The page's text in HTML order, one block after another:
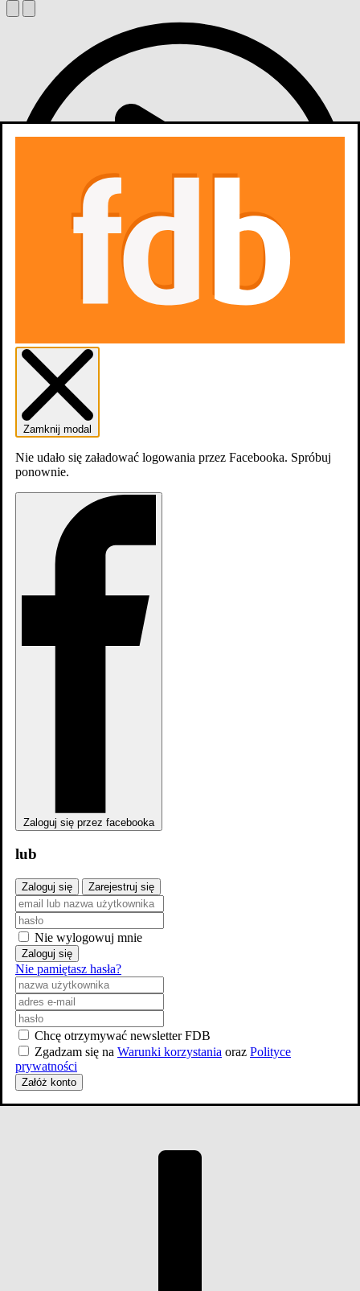
Zdjęcia
Zamknij modal
Nie udało się załadować logowania przez Facebooka. Spróbuj
ponownie.
Zaloguj się przez facebooka
lub
Zaloguj się Zarejestruj się
Nie wylogowuj mnie
Zaloguj się
Nie pamiętasz hasła?
Chcę otrzymywać newsletter FDB
Zgadzam się na Warunki korzystania oraz Polityce
prywatności
Załóż konto